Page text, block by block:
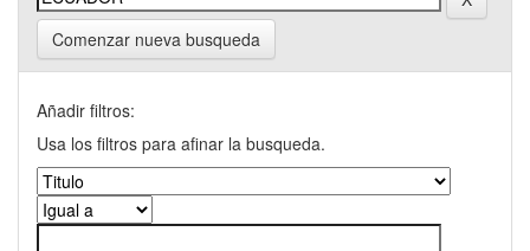
Comenzar nueva busqueda
Añadir filtros:
Usa los filtros para afinar la busqueda.